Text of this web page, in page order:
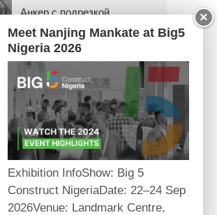
Анкер с подрезкой
Съемный анкер
Анкер шурупного типа
с подрезкой
Анкер-шуруп
Закладной анкерный
канал
Международная
торговая ярмарка в
×
Meet Nanjing Mankate at Big5
Nigeria 2026
Exhibition InfoShow: Big 5
Construct NigeriaDate: 22–24 Sep
2026Venue: Landmark Centre,